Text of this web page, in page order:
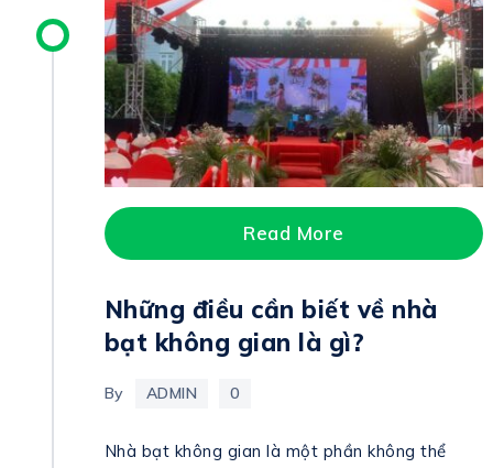
Read More
Những điều cần biết về nhà
bạt không gian là gì?
By ADMIN 0
Nhà bạt không gian là một phần không thể